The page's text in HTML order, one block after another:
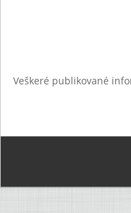
Veškeré publikované